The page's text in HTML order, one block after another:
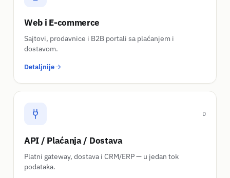
Web i E-commerce
Sajtovi, prodavnice i B2B portali sa plaćanjem i
dostavom.
Detaljnije
D
API / Plaćanja / Dostava
Platni gateway, dostava i CRM/ERP — u jedan tok
podataka.